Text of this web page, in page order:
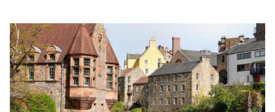
10-
12
NAP
ALATT